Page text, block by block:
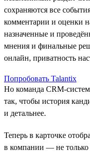
сохраняются все
комментарии и оценки
назначенные и
мнения и финальные
онлайн, приватность
Попробовать Talantix
Но команда CRM-
так, чтобы история
и детальнее.
Теперь в карточке
в компании — не только